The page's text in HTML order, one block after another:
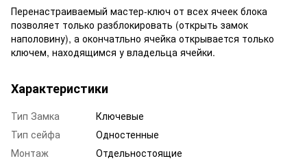
Перенастраиваемый мастер-ключ от всех ячеек блока
позволяет только разблокировать (открыть замок
наполовину), а окончатльно ячейка открывается только
ключем, находящимся у владельца ячейки.
Характеристики
Тип Замка
Ключевые
Тип сейфа
Одностенные
Монтаж
Отдельностоящие